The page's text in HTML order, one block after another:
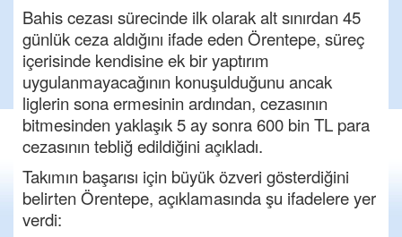
Bahis cezası sürecinde ilk olarak alt sınırdan 45
günlük ceza aldığını ifade eden Örentepe, süreç
içerisinde kendisine ek bir yaptırım
uygulanmayacağının konuşulduğunu ancak
liglerin sona ermesinin ardından, cezasının
bitmesinden yaklaşık 5 ay sonra 600 bin TL para
cezasının tebliğ edildiğini açıkladı.
Takımın başarısı için büyük özveri gösterdiğini
belirten Örentepe, açıklamasında şu ifadelere yer
verdi: